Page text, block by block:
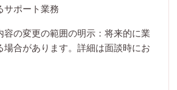
サポート業務
の変更の範囲の明示：将来的に業
場合があります。詳細は面談時にお